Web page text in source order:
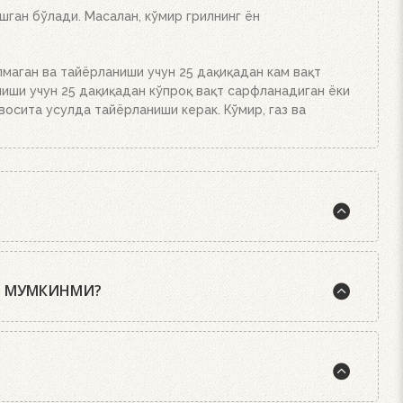
бўлади. Масалан, кўмир грилнинг ён
ва тайёрланиши учун 25 дақиқадан кам вақт
учун 25 дақиқадан кўпроқ вақт сарфланадиган ёки
усулда тайёрланиши керак. Кўмир, газ ва
печдаги каби конвекция эффектини юзага
ташқари, грилга камроқ ҳаво киради ва оловнинг
МУМКИНМИ?
вақт сақлайди. Электр грилда тайёрланган